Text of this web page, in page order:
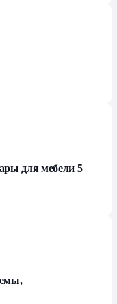
для мебели 5